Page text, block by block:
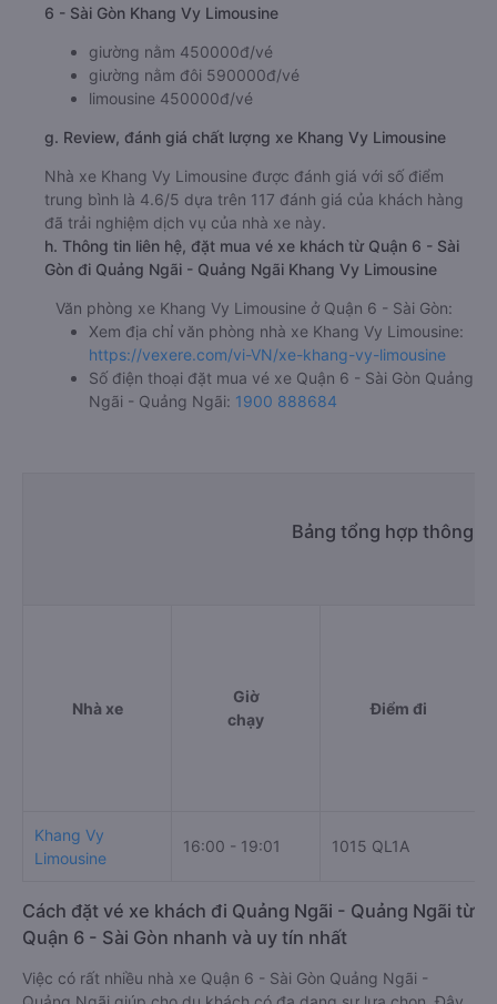
6 - Sài Gòn Khang Vy Limousine
giường nằm 450000đ/vé
giường nằm đôi 590000đ/vé
limousine 450000đ/vé
g. Review, đánh giá chất lượng xe Khang Vy Limousine
Nhà xe Khang Vy Limousine được đánh giá với số điểm
trung bình là 4.6/5 dựa trên 117 đánh giá của khách hàng
đã trải nghiệm dịch vụ của nhà xe này.
h. Thông tin liên hệ, đặt mua vé xe khách từ Quận 6 - Sài
Gòn đi Quảng Ngãi - Quảng Ngãi Khang Vy Limousine
Văn phòng xe Khang Vy Limousine ở Quận 6 - Sài Gòn:
Xem địa chỉ văn phòng nhà xe Khang Vy Limousine:
https://vexere.com/vi-VN/xe-khang-vy-limousine
Số điện thoại đặt mua vé xe Quận 6 - Sài Gòn Quảng
Ngãi - Quảng Ngãi: 1900 888684
Bảng tổng hợp thông
Nhà xe
Giờ
chạy
Điểm đi
Khang Vy
Limousine
16:00 - 19:01 1015 QL1A
Cách đặt vé xe khách đi Quảng Ngãi - Quảng Ngãi từ
Quận 6 - Sài Gòn nhanh và uy tín nhất
Việc có rất nhiều nhà xe Quận 6 - Sài Gòn Quảng Ngãi -